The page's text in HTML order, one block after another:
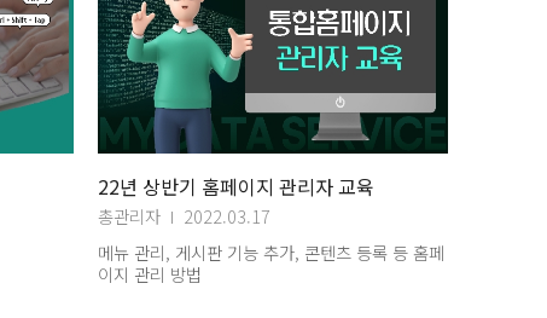
22년 상반기 홈페이지 관리자 교육
총관리자
2022.03.17
메뉴 관리, 게시판 기능 추가, 콘텐츠 등록 등 홈페
이지 관리 방법